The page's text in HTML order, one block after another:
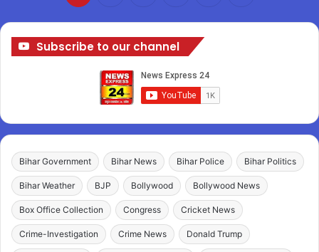
Subscribe to our channel
Bihar Government Bihar News Bihar Police Bihar Politics
Bihar Weather BJP Bollywood Bollywood News
Box Office Collection Congress Cricket News
Crime-Investigation Crime News Donald Trump